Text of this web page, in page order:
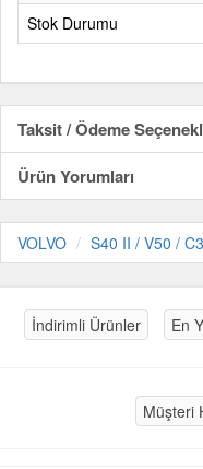
Stok Durumu
Taksit / Ödeme
Ürün Yorumları
VOLVO S40 II / V50 /
İndirimli Ürünler En
Müşteri